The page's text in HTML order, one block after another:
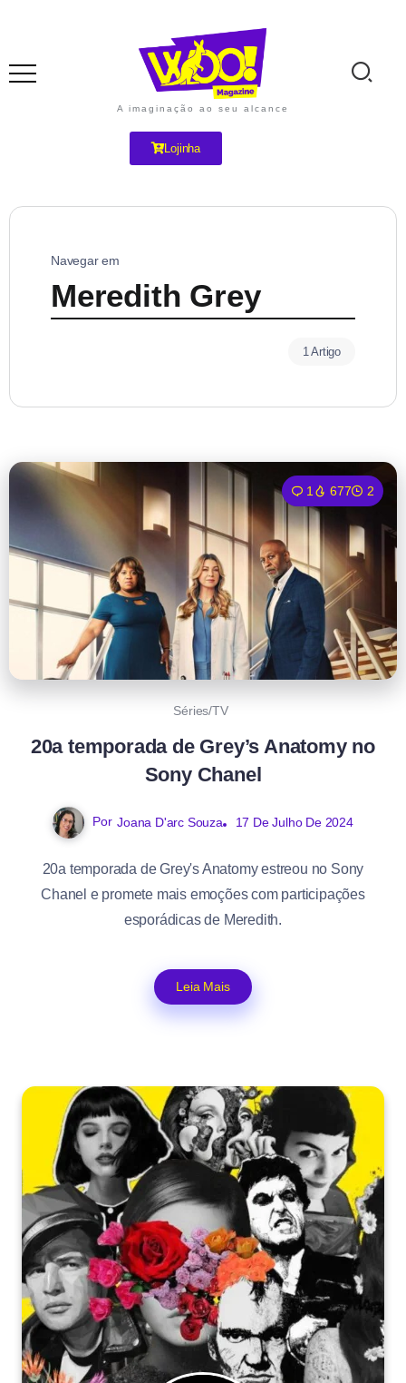
A imaginação ao seu alcance
Lojinha
Navegar em
Meredith Grey
1 Artigo
1 677 2
Séries/TV
20a temporada de Grey’s Anatomy no
Sony Chanel
Por Joana D'arc Souza 17 De Julho De 2024
20a temporada de Grey's Anatomy estreou no Sony
Chanel e promete mais emoções com participações
esporádicas de Meredith.
Leia Mais